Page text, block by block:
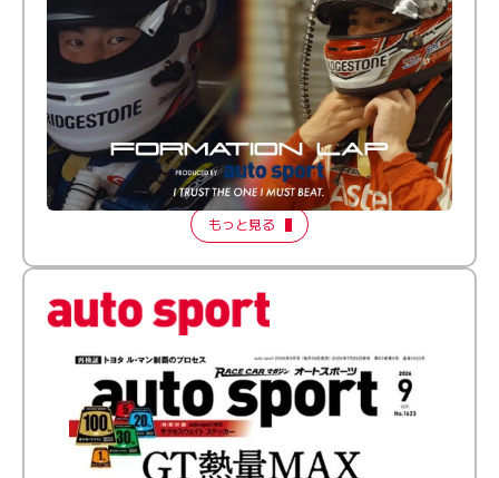
倒す相手を、信じてる。小林利徠斗 × 野村勇斗
【FORMATION LAP Produced by auto sport】
2026 Episode 2
もっと見る